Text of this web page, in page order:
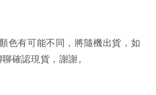
色有可能不同，將隨機出貨，如
確認現貨，謝謝。